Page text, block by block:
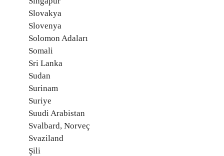
Slovakya
Slovenya
Solomon Adaları
Somali
Sri Lanka
Sudan
Surinam
Suriye
Suudi Arabistan
Svalbard, Norveç
Svaziland
Şili